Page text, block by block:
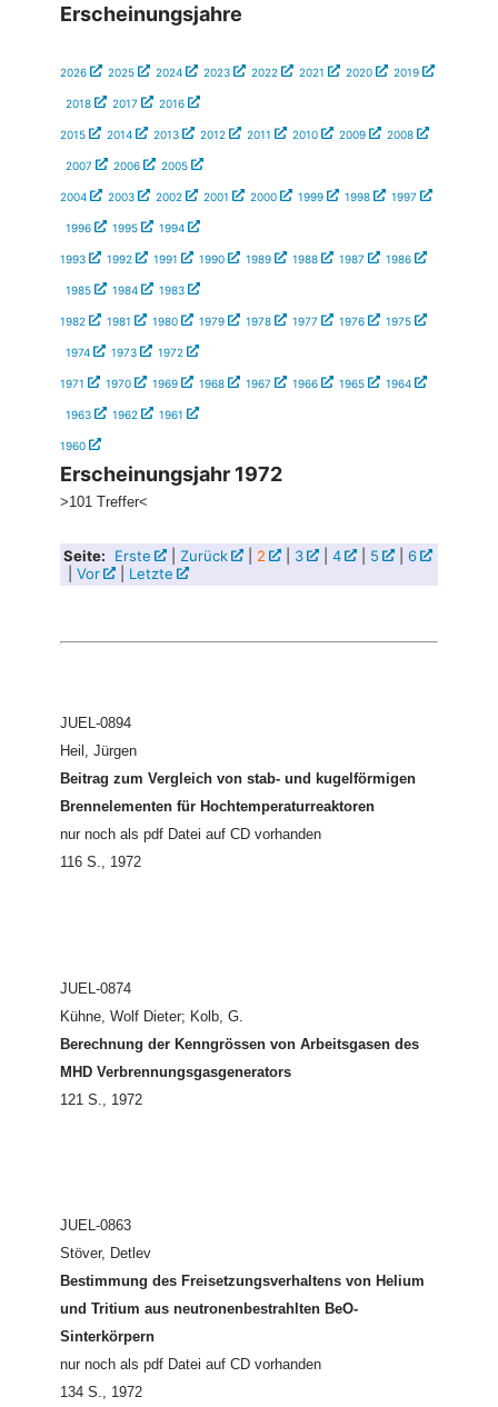
Erscheinungsjahre
2026 2025 2024 2023 2022 2021 2020 2019
2018 2017 2016
2015 2014 2013 2012 2011 2010 2009 2008
2007 2006 2005
2004 2003 2002 2001 2000 1999 1998 1997
1996 1995 1994
1993 1992 1991 1990 1989 1988 1987 1986
1985 1984 1983
1982 1981 1980 1979 1978 1977 1976 1975
1974 1973 1972
1971 1970 1969 1968 1967 1966 1965 1964
1963 1962 1961
1960
Erscheinungsjahr 1972
>101 Treffer<
Seite: Erste Zurück 2 3 4 5
6
Vor Letzte
JUEL-0894
Heil, Jürgen
Beitrag zum Vergleich von stab- und kugelförmigen
Brennelementen für Hochtemperaturreaktoren
nur noch als pdf Datei auf CD vorhanden
116 S., 1972
JUEL-0874
Kühne, Wolf Dieter; Kolb, G.
Berechnung der Kenngrössen von Arbeitsgasen des
MHD Verbrennungsgasgenerators
121 S., 1972
JUEL-0863
Stöver, Detlev
Bestimmung des Freisetzungsverhaltens von Helium
und Tritium aus neutronenbestrahlten BeO-
Sinterkörpern
nur noch als pdf Datei auf CD vorhanden
134 S., 1972